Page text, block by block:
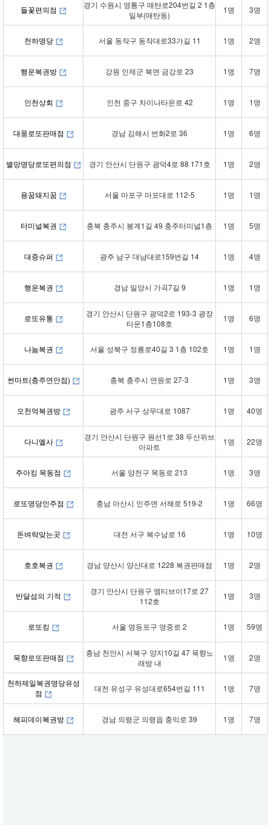
들꽃편의점
경기 수원시 영통구 매탄로204번길 2 1층
일부(매탄동)
1명 3명
천하명당 서울 동작구 동작대로33가길 11 1명 2명
행운복권방 강원 인제군 북면 금강로 23 1명 7명
인천상회 인천 중구 차이나타운로 42 1명 1명
대풍로또판매점 경남 김해시 번화2로 36 1명 6명
별망명당로또편의점 경기 안산시 단원구 광덕4로 88 171호 1명 2명
용꿈돼지꿈 서울 마포구 마포대로 112-5 1명 1명
터미널복권 충북 충주시 봉계1길 49 충주터미널1층 1명 5명
대중슈퍼 광주 남구 대남대로159번길 14 1명 4명
행운복권 경남 밀양시 가곡7길 9 1명 1명
로또유통
경기 안산시 단원구 광덕2로 193-3 광장
타운1층108호
1명 6명
나눔복권 서울 성북구 정릉로40길 3 1층 102호 1명 1명
썬마트(충주연안점) 충북 충주시 연원로 27-3 1명 3명
오천억복권방 광주 서구 상무대로 1087 1명 40명
다니엘사
경기 안산시 단원구 원선1로 38 두산위브
아파트
1명 22명
주아킹 목동점 서울 양천구 목동로 213 1명 3명
로또명당인주점 충남 아산시 인주면 서해로 519-2 1명 66명
돈벼락맞는곳 대전 서구 복수남로 16 1명 10명
호호복권 경남 양산시 양산대로 1228 복권판매점 1명 2명
반달섬의 기적
경기 안산시 단원구 엠티브이17로 27
112호
1명 3명
로또킹 서울 영등포구 영중로 2 1명 59명
묵향로또판매점
충남 천안시 서북구 양지10길 47 묵향노
래방 내
1명 2명
천하제일복권명당유성
점
대전 유성구 유성대로654번길 111 1명 7명
해피데이복권방 경남 의령군 의령읍 충익로 39 1명 7명